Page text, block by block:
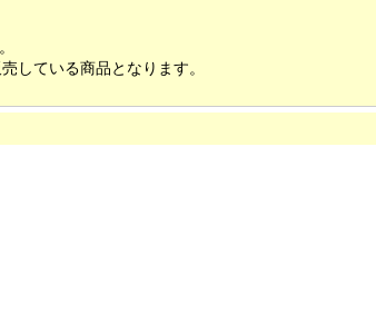
している商品となります。